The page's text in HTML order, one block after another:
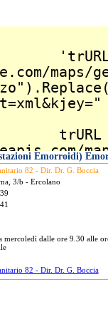
Emorroidi)
82 - Dir. Dr. G. Boccia
3/b - Ercolano
mercoledì dalle ore 9.30 alle
82 - Dir. Dr. G. Boccia